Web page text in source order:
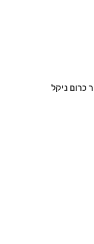
כרום ניקל